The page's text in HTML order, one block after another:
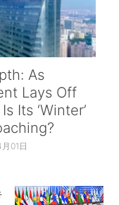
As
Lays Off
Its ‘Winter’
01日